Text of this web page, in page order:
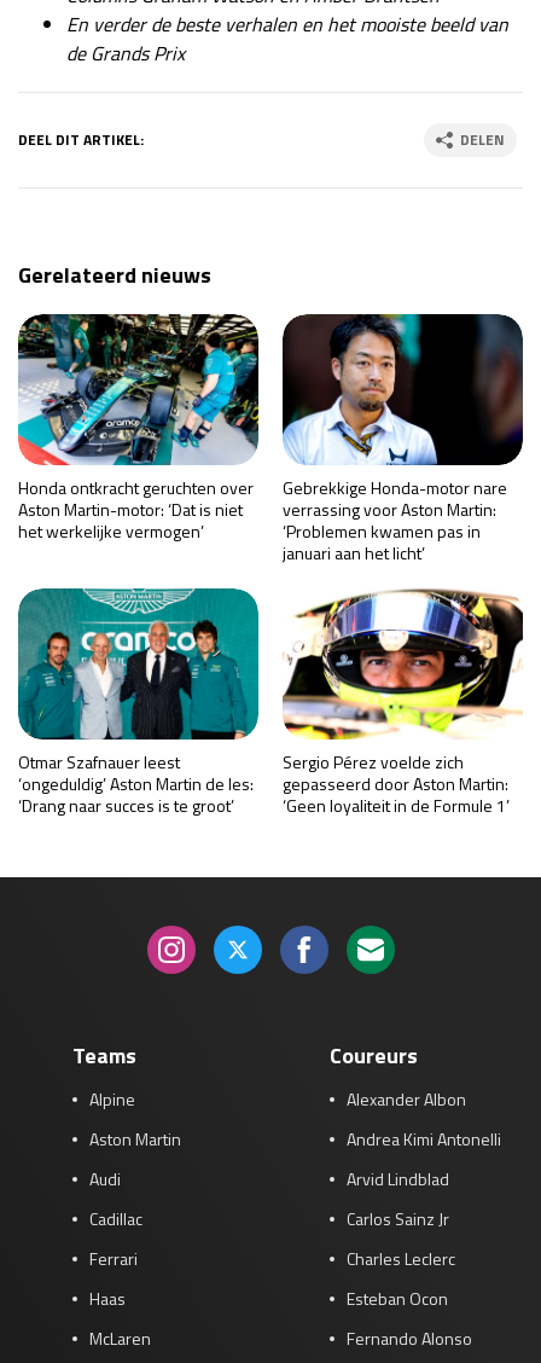
En verder de beste verhalen en het mooiste beeld van
de Grands Prix
DEEL DIT ARTIKEL: DELEN
Gerelateerd nieuws
Honda ontkracht geruchten over
Aston Martin-motor: ‘Dat is niet
het werkelijke vermogen’
Gebrekkige Honda-motor nare
verrassing voor Aston Martin:
‘Problemen kwamen pas in
januari aan het licht’
Otmar Szafnauer leest
‘ongeduldig’ Aston Martin de les:
‘Drang naar succes is te groot’
Sergio Pérez voelde zich
gepasseerd door Aston Martin:
‘Geen loyaliteit in de Formule 1’
Teams
Alpine
Aston Martin
Audi
Cadillac
Ferrari
Haas
McLaren
Coureurs
Alexander Albon
Andrea Kimi Antonelli
Arvid Lindblad
Carlos Sainz Jr
Charles Leclerc
Esteban Ocon
Fernando Alonso